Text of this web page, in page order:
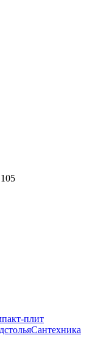
плит
Сантехника